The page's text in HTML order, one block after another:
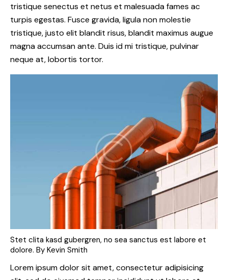
tristique senectus et netus et malesuada fames ac
turpis egestas. Fusce gravida, ligula non molestie
tristique, justo elit blandit risus, blandit maximus augue
magna accumsan ante. Duis id mi tristique, pulvinar
neque at, lobortis tortor.
Stet clita kasd gubergren, no sea sanctus est labore et
dolore. By Kevin Smith
Lorem ipsum dolor sit amet, consectetur adipisicing